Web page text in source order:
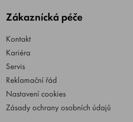
Zákaznícká péče
Kontakt
Kariéra
Servis
Reklamační řád
Nastavení cookies
Zásady ochrany osobních údajů